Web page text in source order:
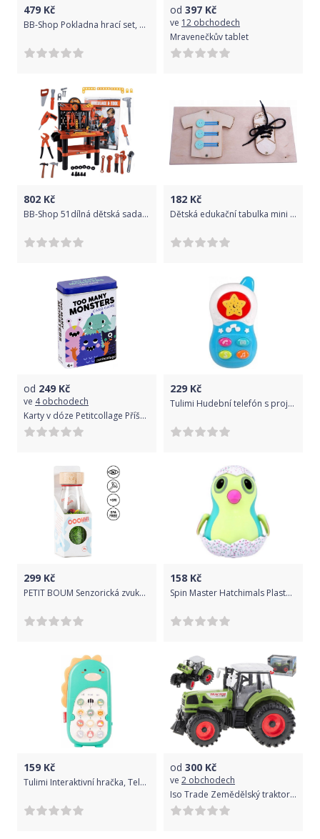
479 Kč
BB-Shop Pokladna hrací set, Zvukové a světelné efekty, růžová barva
od 397 Kč
ve 12 obchodech
Mravenečkův tablet
802 Kč
BB-Shop 51dílná dětská sada na hraní dílna 57 x 32 x 68 cm
182 Kč
Dětská edukační tabulka mini - modrá
od 249 Kč
ve 4 obchodech
Karty v dóze Petitcollage Příšerky
229 Kč
Tulimi Hudební telefón s projektorem - modrý
299 Kč
PETIT BOUM Senzorická zvuková lahev Berušky - 250ml
158 Kč
Spin Master Hatchimals Plastové zvířátko se světlem a zvukem zelená
159 Kč
Tulimi Interaktivní hračka, Telefon Dinosaurus - zelený
od 300 Kč
ve 2 obchodech
Iso Trade Zemědělský traktor pro děti | zelený